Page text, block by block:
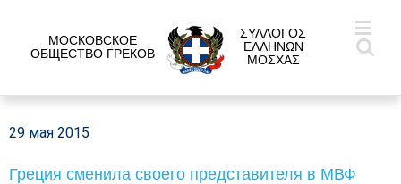
МОСКОВСКОЕ
ОБЩЕСТВО ГРЕКОВ
ΣΥΛΛΟΓΟΣ
ΕΛΛΗΝΩΝ
ΜΟΣΧΑΣ
29 мая 2015
Греция сменила своего представителя в МВФ